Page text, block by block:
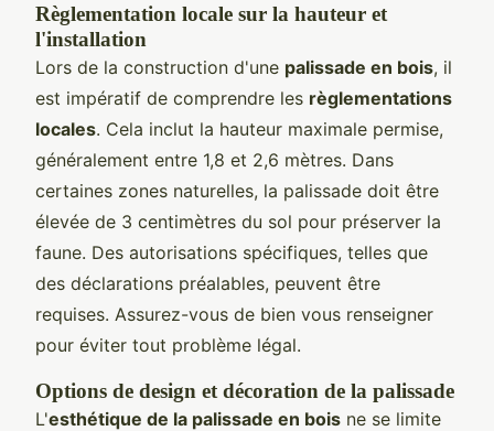
Règlementation locale sur la hauteur et
l'installation
Lors de la construction d'une palissade en bois, il
est impératif de comprendre les règlementations
locales. Cela inclut la hauteur maximale permise,
généralement entre 1,8 et 2,6 mètres. Dans
certaines zones naturelles, la palissade doit être
élevée de 3 centimètres du sol pour préserver la
faune. Des autorisations spécifiques, telles que
des déclarations préalables, peuvent être
requises. Assurez-vous de bien vous renseigner
pour éviter tout problème légal.
Options de design et décoration de la palissade
L'esthétique de la palissade en bois ne se limite